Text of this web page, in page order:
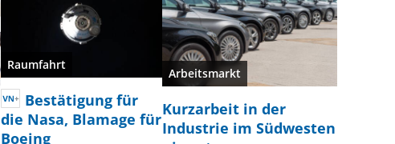
Raumfahrt
Bestätigung für
die Nasa, Blamage für
Boeing
Arbeitsmarkt
Kurzarbeit in der
Industrie im Südwesten